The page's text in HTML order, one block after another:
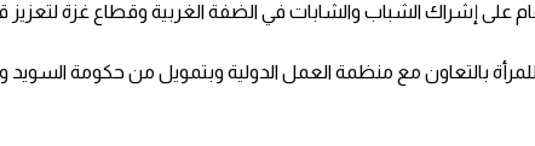
إشراك الشباب والشابات في الضفة الغربية وقطاع غزة لتعزيز
بالتعاون مع منظمة العمل الدولية وبتمويل من حكومة السويد